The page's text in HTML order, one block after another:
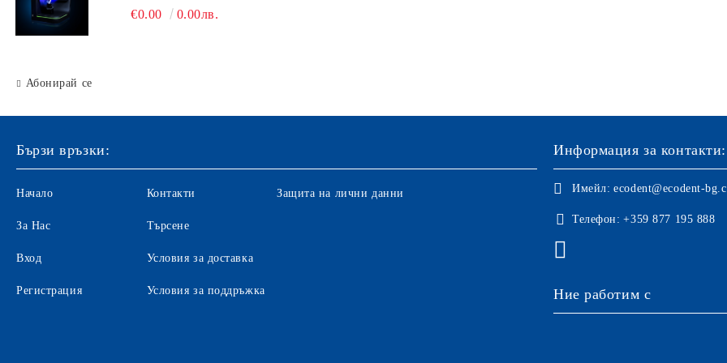
€0.00 0.00лв.
Абонирай се
Бързи връзки:
Начало
За Нас
Вход
Регистрация
Контакти
Търсене
Условия за доставка
Условия за поддръжка
Защита на лични данни
Информация за контакти:
Имейл: ecodent@ecodent-
Телефон: +359 877 195 888
Ние работим с